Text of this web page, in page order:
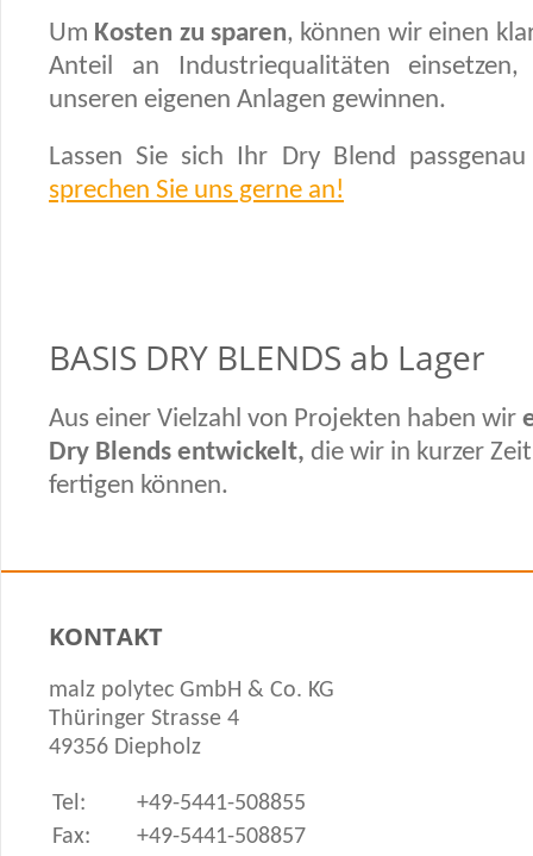
Um Kosten zu sparen, können wir einen
Anteil an Industriequalitäten
unseren eigenen Anlagen gewinnen.
Lassen Sie sich Ihr Dry Blend
sprechen Sie uns gerne an!
BASIS DRY BLENDS ab Lager
Aus einer Vielzahl von Projekten haben wir
Dry Blends entwickelt, die wir in kurzer
fertigen können.
KONTAKT
malz polytec GmbH & Co. KG
Thüringer Strasse 4
49356 Diepholz
Tel:
+49-5441-508855
Fax:
+49-5441-508857